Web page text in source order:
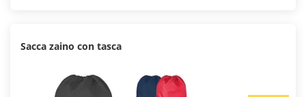
Sacca zaino con tasca